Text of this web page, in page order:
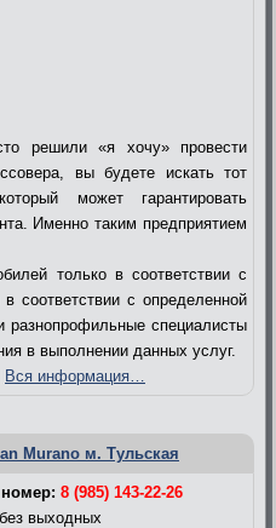
решили «я хочу» провести
вы будете искать тот
может гарантировать
Именно таким предприятием
только в соответствии с
соответствии с определенной
разнопрофильные специалисты
в выполнении данных услуг.
Вся информация…
Murano м. Тульская
8 (985) 143-22-26
без выходных